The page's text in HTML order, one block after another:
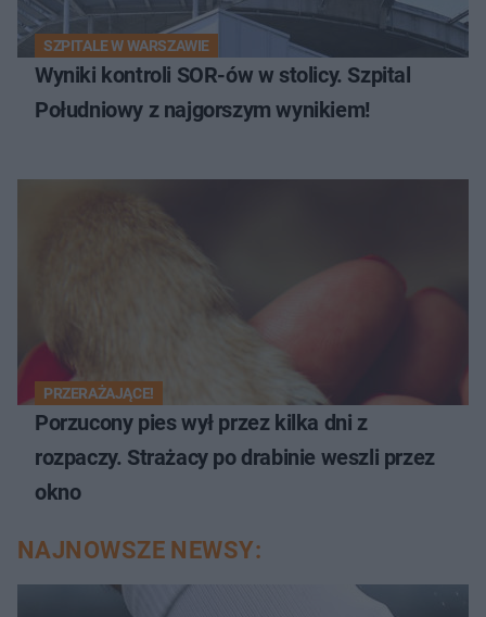
SZPITALE W WARSZAWIE
Wyniki kontroli SOR-ów w stolicy. Szpital
Południowy z najgorszym wynikiem!
PRZERAŻAJĄCE!
Porzucony pies wył przez kilka dni z
rozpaczy. Strażacy po drabinie weszli przez
okno
NAJNOWSZE NEWSY: